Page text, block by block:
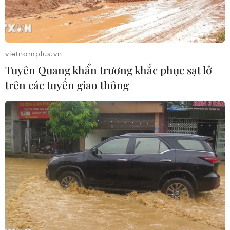
Đồng tiền mệnh giá 100 đô la Mỹ. (Ảnh: AFP/TTXVN)
Sau khi giữ ổn định và hầu như đi ngang trong
suốt 7 tháng đầu năm nay, tỷ giá VND/USD có xu
hướng bật tăng trở lại kể từ đầu tháng 8/2023
đến nay. Liệu áp lực tỷ giá trong thời gian gần
vietnamplus.vn
Tuyên Quang khẩn trương khắc phục sạt lở
trên các tuyến giao thông